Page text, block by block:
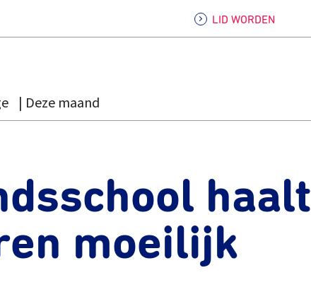
LID WORDEN
Deze maand
haalt
moeilijk